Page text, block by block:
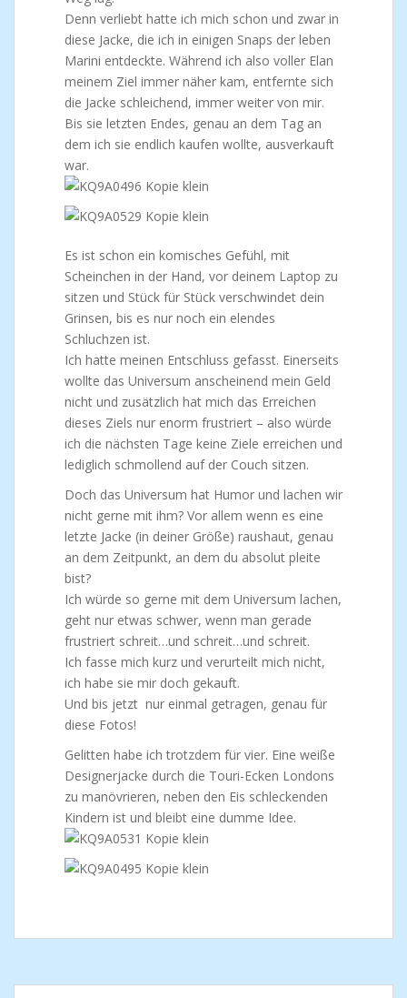
Denn verliebt hatte ich mich schon und zwar in
diese Jacke, die ich in einigen Snaps der leben
Marini entdeckte. Während ich also voller Elan
meinem Ziel immer näher kam, entfernte sich
die Jacke schleichend, immer weiter von mir.
Bis sie letzten Endes, genau an dem Tag an
dem ich sie endlich kaufen wollte, ausverkauft
war.
Es ist schon ein komisches Gefühl, mit
Scheinchen in der Hand, vor deinem Laptop zu
sitzen und Stück für Stück verschwindet dein
Grinsen, bis es nur noch ein elendes
Schluchzen ist.
Ich hatte meinen Entschluss gefasst. Einerseits
wollte das Universum anscheinend mein Geld
nicht und zusätzlich hat mich das Erreichen
dieses Ziels nur enorm frustriert – also würde
ich die nächsten Tage keine Ziele erreichen und
lediglich schmollend auf der Couch sitzen.
Doch das Universum hat Humor und lachen wir
nicht gerne mit ihm? Vor allem wenn es eine
letzte Jacke (in deiner Größe) raushaut, genau
an dem Zeitpunkt, an dem du absolut pleite
bist?
Ich würde so gerne mit dem Universum lachen,
geht nur etwas schwer, wenn man gerade
frustriert schreit…und schreit…und schreit.
Ich fasse mich kurz und verurteilt mich nicht,
ich habe sie mir doch gekauft.
Und bis jetzt nur einmal getragen, genau für
diese Fotos!
Gelitten habe ich trotzdem für vier. Eine weiße
Designerjacke durch die Touri-Ecken Londons
zu manövrieren, neben den Eis schleckenden
Kindern ist und bleibt eine dumme Idee.